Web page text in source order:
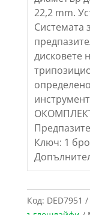
22,2 mm.
Системата
дисковете
Ключ: 1
Код: DED7951